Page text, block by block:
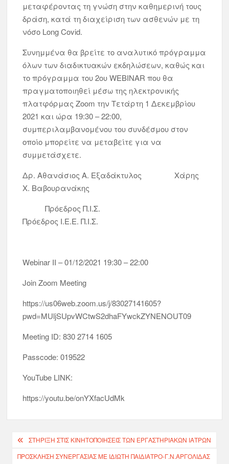
μεταφέροντας τη γνώση στην καθημερινή τους
δράση, κατά τη διαχείριση των ασθενών με τη
νόσο Long Covid.
Συνημμένα θα βρείτε το αναλυτικό πρόγραμμα
όλων των διαδικτυακών εκδηλώσεων, καθώς και
το πρόγραμμα του 2ου WEBINAR που θα
πραγματοποιηθεί μέσω της ηλεκτρονικής
πλατφόρμας Zoom την Τετάρτη 1 Δεκεμβρίου
2021 και ώρα 19:30 – 22:00,
συμπεριλαμβανομένου του συνδέσμου στον
οποίο μπορείτε να μεταβείτε για να
συμμετάσχετε.
Δρ. Αθανάσιος Α. Εξαδάκτυλος Χάρης
Χ. Βαβουρανάκης
Πρόεδρος Π.Ι.Σ.
Πρόεδρος Ι.Ε.Ε. Π.Ι.Σ.
Webinar II – 01/12/2021 19:30 – 22:00
Join Zoom Meeting
https://us06web.zoom.us/j/83027141605?
pwd=MUljSUpvWCtwS2dhaFYwckZYNENOUT09
Meeting ID: 830 2714 1605
Passcode: 019522
YouTube LINK:
https://youtu.be/onYXfacUdMk
ΣΤΗΡΙΞΗ ΣΤΙΣ ΚΙΝΗΤΟΠΟΙΗΣΕΙΣ ΤΩΝ ΕΡΓΑΣΤΗΡΙΑΚΩΝ ΙΑΤΡΩΝ
ΠΡΟΣΚΛΗΣΗ ΣΥΝΕΡΓΑΣΙΑΣ ΜΕ ΙΔΙΩΤΗ ΠΑΙΔΙΑΤΡΟ-Γ.Ν.ΑΡΓΟΛΙΔΑΣ